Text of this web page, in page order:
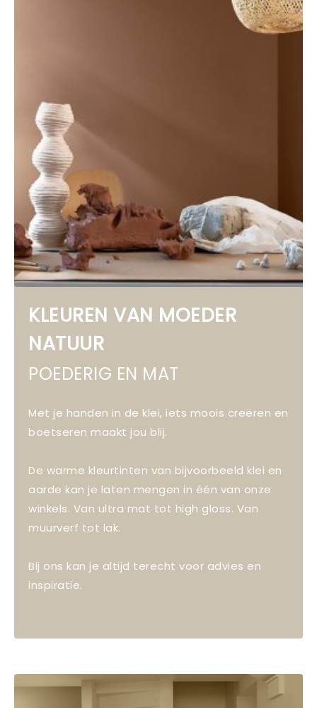
KLEUREN VAN MOEDER
NATUUR
POEDERIG EN MAT
Met je handen in de klei, iets moois creëren en
boetseren maakt jou blij.
De warme kleurtinten van bijvoorbeeld klei en
aarde kan je laten mengen in één van onze
winkels. Van ultra mat tot high gloss. Van
muurverf tot lak.
Bij ons kan je altijd terecht voor advies en
inspiratie.